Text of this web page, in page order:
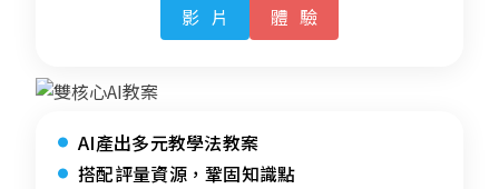
影片 體驗
AI產出多元教學法教案
搭配評量資源，鞏固知識點